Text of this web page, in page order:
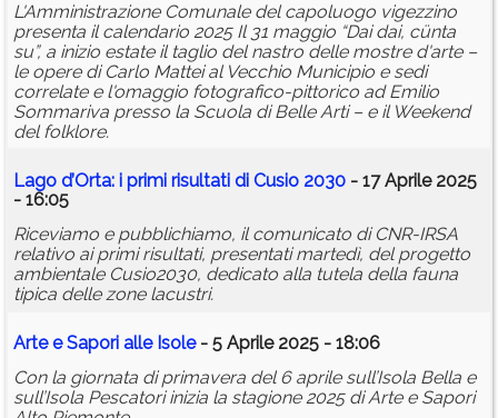
L'Amministrazione Comunale del capoluogo vigezzino
presenta il calendario 2025 Il 31 maggio “Dai dai, cünta
su”, a inizio estate il taglio del nastro delle mostre d'arte –
le opere di Carlo Mattei al Vecchio Municipio e sedi
correlate e l'omaggio fotografico-pittorico ad Emilio
Sommariva presso la Scuola di Belle Arti – e il Weekend
del folklore.
Lago d’Orta: i primi risultati di Cusio 2030 - 17 Aprile 2025
- 16:05
Riceviamo e pubblichiamo, il comunicato di CNR-IRSA
relativo ai primi risultati, presentati martedì, del progetto
ambientale Cusio2030, dedicato alla tutela della fauna
tipica delle zone lacustri.
Arte e Sapori alle Isole- 5 Aprile 2025 - 18:06
Con la giornata di primavera del 6 aprile sull’Isola Bella e
sull’Isola Pescatori inizia la stagione 2025 di Arte e Sapori